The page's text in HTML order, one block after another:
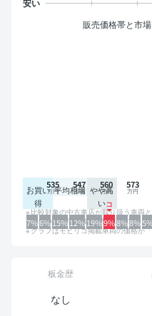
販売価格帯と市
お買い
得
平均相場 やや高
い
7%6%15%12%19%9%8%8%
535 547 560 573
比較対象の中古車店が取り扱う車両
るため、グラフは参考情報です。
グラフはモビリコ掲載車両の価格が
板金歴
なし